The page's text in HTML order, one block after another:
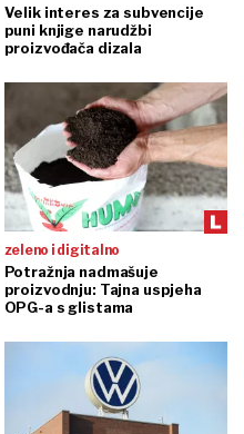
Velik interes za subvencije
puni knjige narudžbi
proizvođača dizala
zeleno i digitalno
Potražnja nadmašuje
proizvodnju: Tajna uspjeha
OPG-a s glistama